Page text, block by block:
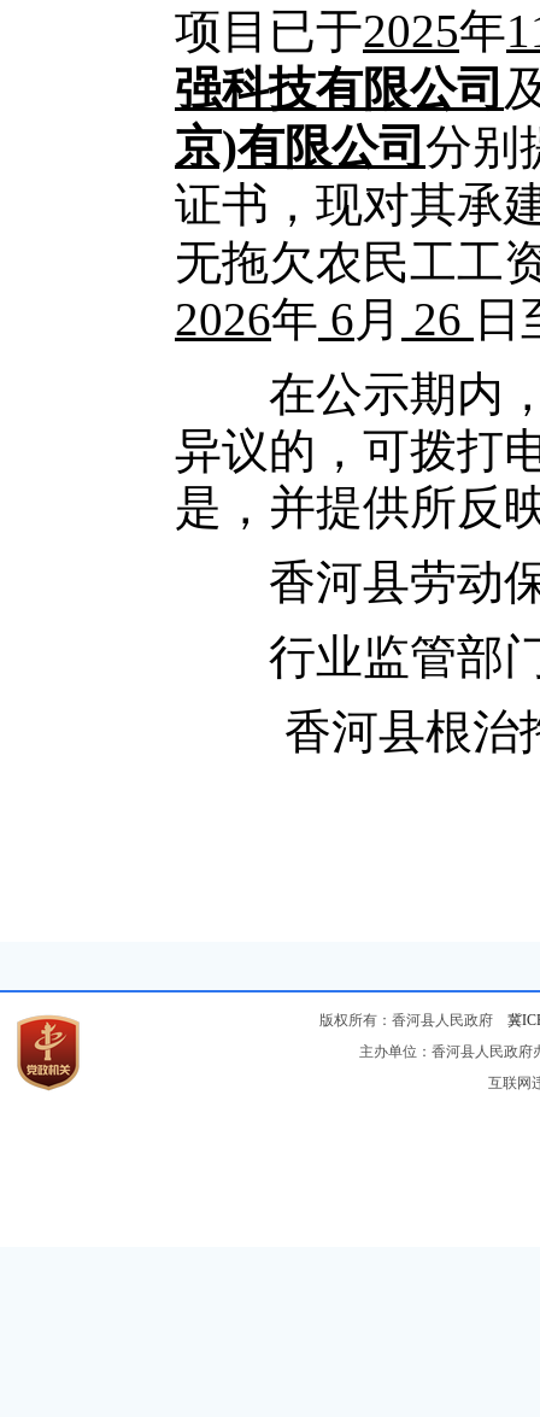
项目已于2025年
强科技有限公司
京)有限公司 分别
证书，现对其承
无拖欠农民工工
2026年 6月 26 日
在公示期内，
异议的，可拨打
是，并提供所反
香河县劳动保
行业监管部门
香河县根治拖
版权所有：香河县人民政府 冀
主办单位：香河县人民政
互联网